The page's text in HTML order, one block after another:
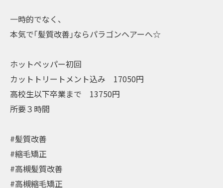
一時的でなく、
本気で｢髪質改善｣ならパラゴンヘアーへ☆
ホットペッパー初回
カットトリートメント込み 17050円
高校生以下卒業まで 13750円
所要３時間
#髪質改善
#縮毛矯正
#高槻髪質改善
#高槻縮毛矯正